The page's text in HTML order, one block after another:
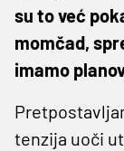
su to već
momčad,
imamo
tenzija uoči